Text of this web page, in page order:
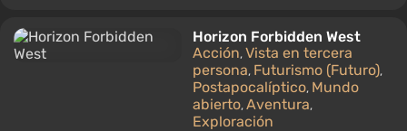
Horizon Forbidden West
Acción, Vista en tercera
persona, Futurismo (Futuro),
Postapocalíptico, Mundo
abierto, Aventura,
Exploración